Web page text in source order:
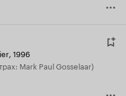
, 1996
Mark Paul Gosselaar)